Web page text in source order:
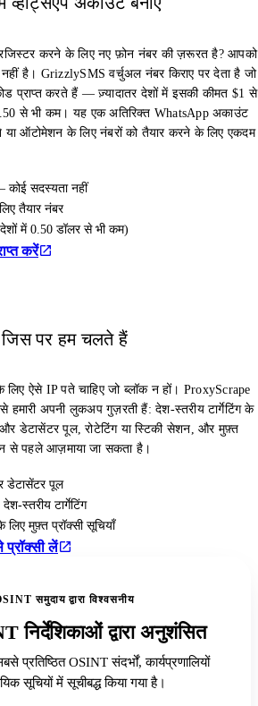
करने के लिए नए फ़ोन नंबर की ज़रूरत है? आपको
है। GrizzlySMS वर्चुअल नंबर किराए पर देता है जो
प्राप्त करते हैं — ज़्यादातर देशों में इसकी कीमत $1 से
से भी कम। यह एक अतिरिक्त WhatsApp अकाउंट
ऑटोमेशन के लिए नंबरों को तैयार करने के लिए एकदम
कोई सदस्यता नहीं
तैयार नंबर
में 0.50 डॉलर से भी कम)
करें
जिस पर हम चलते हैं
ऐसे IP पते चाहिए जो ब्लॉक न हों। ProxyScrape
हमारी अपनी लुकअप गुज़रती हैं: देश-स्तरीय टार्गेटिंग के
डेटासेंटर पूल, रोटेटिंग या स्टिकी सेशन, और मुफ़्त
से पहले आज़माया जा सकता है।
डेटासेंटर पूल
स्तरीय टार्गेटिंग
मुफ़्त प्रॉक्सी सूचियाँ
लें
समुदाय द्वारा विश्वसनीय
निर्देशिकाओं द्वारा अनुशंसित
OSINT संदर्भों, कार्यप्रणालियों
सूचियों में सूचीबद्ध किया गया है।